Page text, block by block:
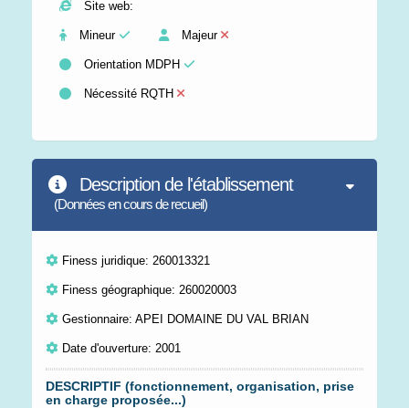
Site web:
Mineur Majeur
Orientation MDPH
Nécessité RQTH
Description de l'établissement
(Données en cours de recueil)
Finess juridique: 260013321
Finess géographique: 260020003
Gestionnaire: APEI DOMAINE DU VAL BRIAN
Date d'ouverture: 2001
DESCRIPTIF (fonctionnement, organisation, prise
en charge proposée...)